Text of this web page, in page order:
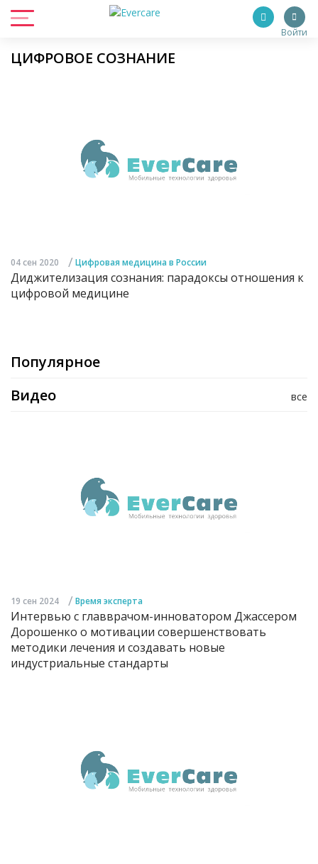
Войти
ЦИФРОВОЕ СОЗНАНИЕ
04 сен 2020 / Цифровая медицина в России
Диджителизация сознания: парадоксы отношения к
цифровой медицине
Популярное
все
Видео
19 сен 2024 / Время эксперта
Интервью с главврачом-инноватором Джассером
Дорошенко о мотивации совершенствовать
методики лечения и создавать новые
индустриальные стандарты